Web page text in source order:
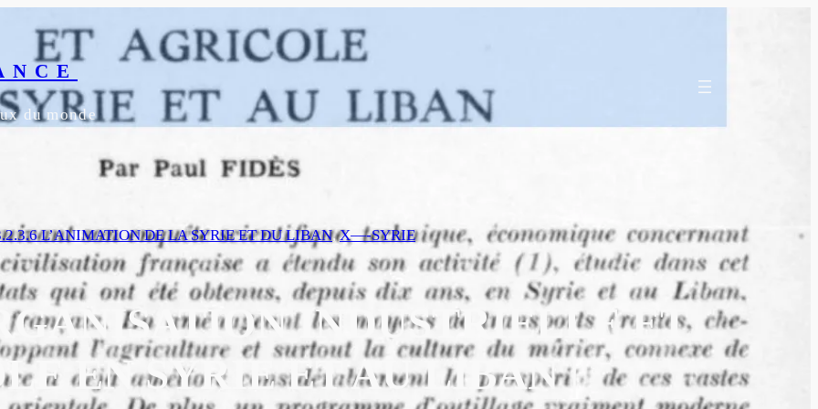
du monde
L’ANIMATION DE LA SYRIE ET DU LIBAN, X—-SYRIE
INDUSTRIELLE ET
EN SYRIE ET AU LIBAN |